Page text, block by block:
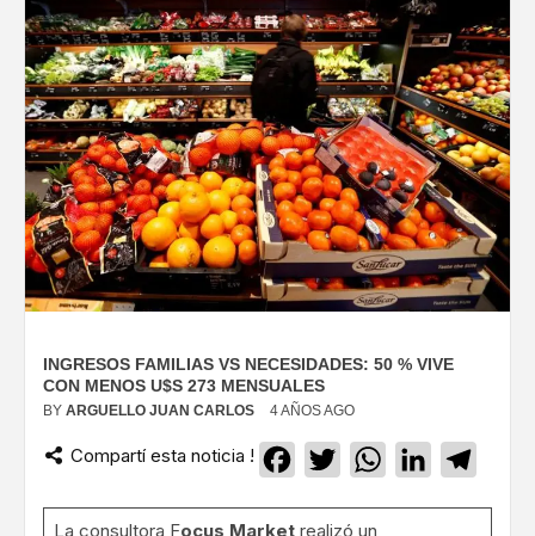
INGRESOS FAMILIAS VS NECESIDADES: 50 % VIVE
CON MENOS U$S 273 MENSUALES
BY ARGUELLO JUAN CARLOS 4 AÑOS AGO
Compartí esta noticia ! Facebook
TwitterWhatsApp
LinkedIn
La consultora Focus Market realizó un